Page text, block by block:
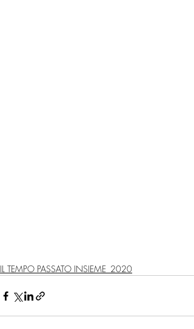
IL TEMPO PASSATO INSIEME_2020